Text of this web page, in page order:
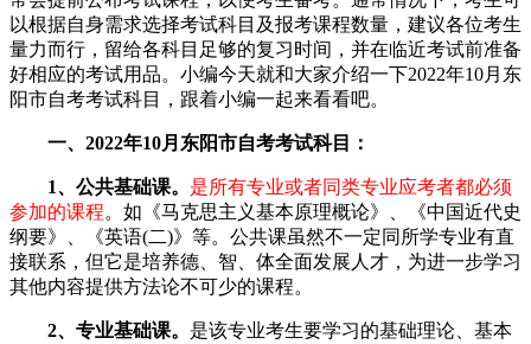
以根据自身需求选择考试科目及报考课程数量，建议各位考生
量力而行，留给各科目足够的复习时间，并在临近考试前准备
好相应的考试用品。小编今天就和大家介绍一下2022年10月东
阳市自考考试科目，跟着小编一起来看看吧。
一、2022年10月东阳市自考考试科目：
1、公共基础课。 是所有专业或者同类专业应考者都必须
参加的课程。如《马克思主义基本原理概论》、《中国近代史
纲要》、《英语(二)》等。公共课虽然不一定同所学专业有直
接联系，但它是培养德、智、体全面发展人才，为进一步学习
其他内容提供方法论不可少的课程。
2、专业基础课。 是该专业考生要学习的基础理论、基本